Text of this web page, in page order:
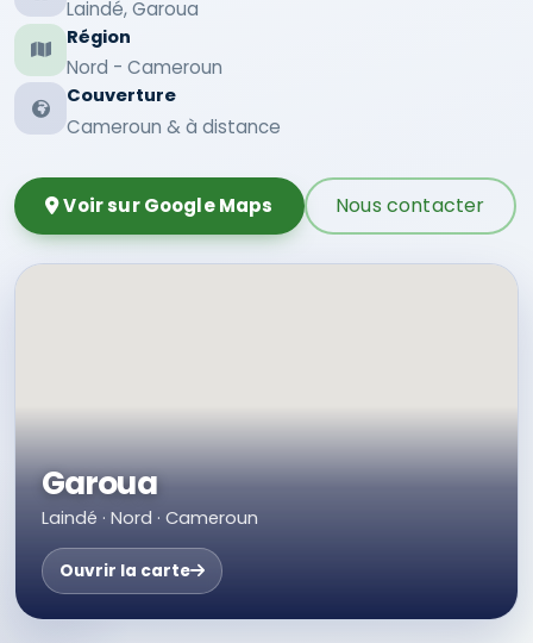
Laindé, Garoua
Région
Nord - Cameroun
Couverture
Cameroun & à distance
Voir sur Google Maps Nous contacter
Garoua
Laindé · Nord · Cameroun
Ouvrir la carte